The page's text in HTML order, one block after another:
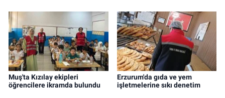
Muş'ta Kızılay ekipleri
öğrencilere ikramda bulundu
Erzurum'da gıda ve yem
işletmelerine sıkı denetim